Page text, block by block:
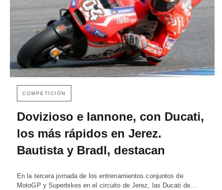
COMPETICIÓN
Dovizioso e Iannone, con Ducati,
los más rápidos en Jerez.
Bautista y Bradl, destacan
En la tercera jornada de los entrenamientos conjuntos de
MotoGP y Superbikes en el circuito de Jerez, las Ducati de…